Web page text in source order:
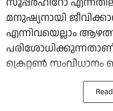
മനുഷ്യനായി
എന്നിവയെല്ലാം
ക്രെറ്റൺ സംവിധാനം